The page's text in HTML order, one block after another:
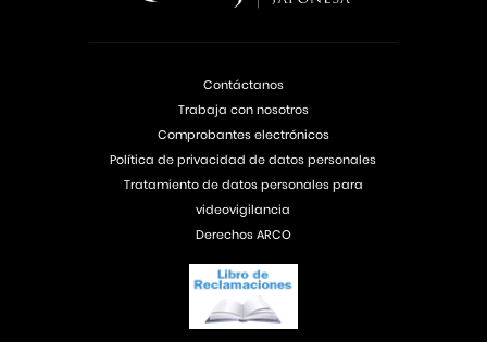
Contáctanos
Trabaja con nosotros
Comprobantes electrónicos
Política de privacidad de datos personales
Tratamiento de datos personales para
videovigilancia
Derechos ARCO